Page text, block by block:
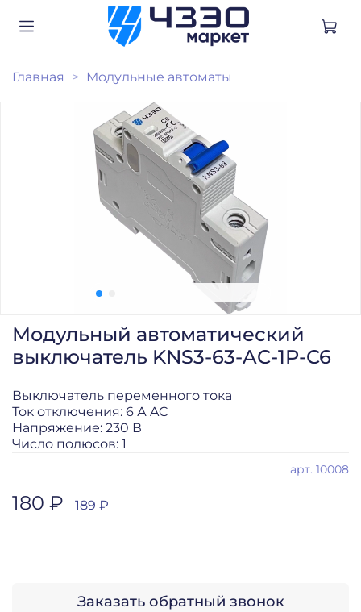
Главная Модульные автоматы
арт. 10008
Модульный автоматический
выключатель KNS3-63-AC-1P-C6
180 ₽ 189 ₽
Заказать обратный звонок
Выключатель переменного тока
Ток отключения: 6 А AC
Напряжение: 230 В
Число полюсов: 1